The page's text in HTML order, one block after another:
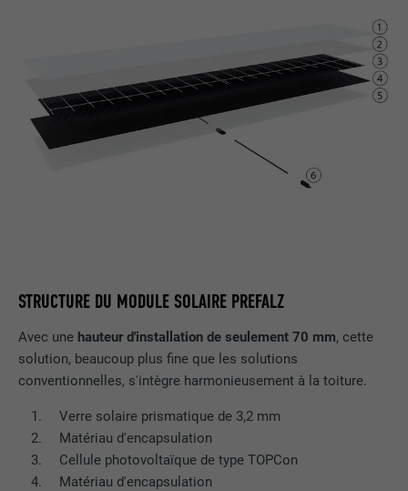
STRUCTURE DU MODULE SOLAIRE PREFALZ
Avec une hauteur d'installation de seulement 70 mm, cette
solution, beaucoup plus fine que les solutions
conventionnelles, s'intègre harmonieusement à la toiture.
Verre solaire prismatique de 3,2 mm
Matériau d'encapsulation
Cellule photovoltaïque de type TOPCon
Matériau d'encapsulation